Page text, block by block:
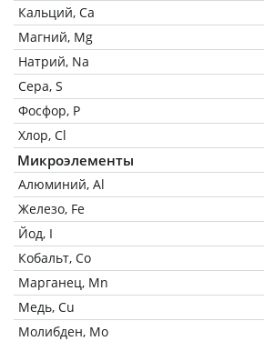
Кальций, Ca
Магний, Mg
Натрий, Na
Сера, S
Фосфор, P
Хлор, Cl
Микроэлементы
Алюминий, Al
Железо, Fe
Йод, I
Кобальт, Co
Марганец, Mn
Медь, Cu
Молибден, Mo